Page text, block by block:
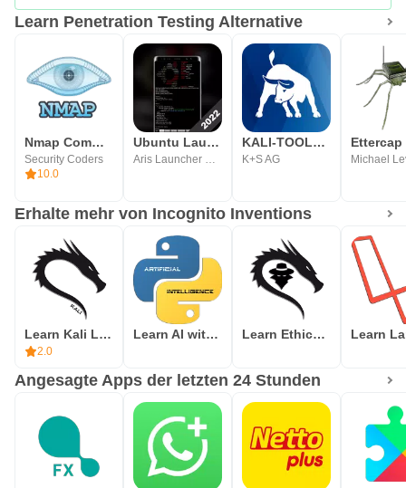
Learn Penetration Testing Alternative
Nmap Commands Cheatsheet
Security Coders
10.0
Ubuntu Launcher KALI-TOOLBOX
K+S AG Michael
Erhalte mehr von Incognito Inventions
Learn Kali Linux Quick Guide
2.0
Learn AI with Python Learn Ethical Hacking
Angesagte Apps der letzten 24 Stunden